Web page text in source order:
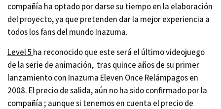
compañía ha optado por darse su tiempo en la elaboración
del proyecto, ya que pretenden dar la mejor experiencia a
todos los fans del mundo Inazuma.
Level 5 ha reconocido que este será el último videojuego
de la serie de animación, tras quince años de su primer
lanzamiento con Inazuma Eleven Once Relámpagos en
2008. El precio de salida, aún no ha sido confirmado por la
compañía ; aunque si tenemos en cuenta el precio de